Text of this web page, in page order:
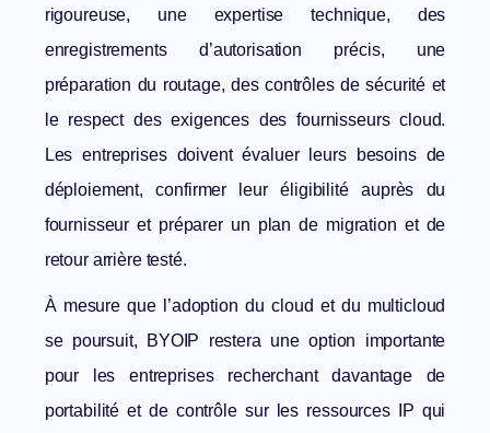
rigoureuse, une expertise technique, des
enregistrements d’autorisation précis, une
préparation du routage, des contrôles de sécurité et
le respect des exigences des fournisseurs cloud.
Les entreprises doivent évaluer leurs besoins de
déploiement, confirmer leur éligibilité auprès du
fournisseur et préparer un plan de migration et de
retour arrière testé.
À mesure que l’adoption du cloud et du multicloud
se poursuit,
BYOIP restera une option importante
pour les entreprises recherchant davantage de
portabilité et de contrôle sur les ressources IP qui